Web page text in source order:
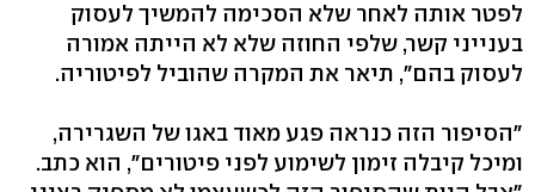
לפטר אותה לאחר שלא הסכימה להמשיך לעסוק
בענייני קשר, שלפי החוזה שלא לא הייתה אמורה
לעסוק בהם", תיאר את המקרה שהוביל לפיטוריה.
"הסיפור הזה כנראה פגע מאוד באגו של השגרירה,
ומיכל קיבלה זימון לשימוע לפני פיטורים", הוא כתב.